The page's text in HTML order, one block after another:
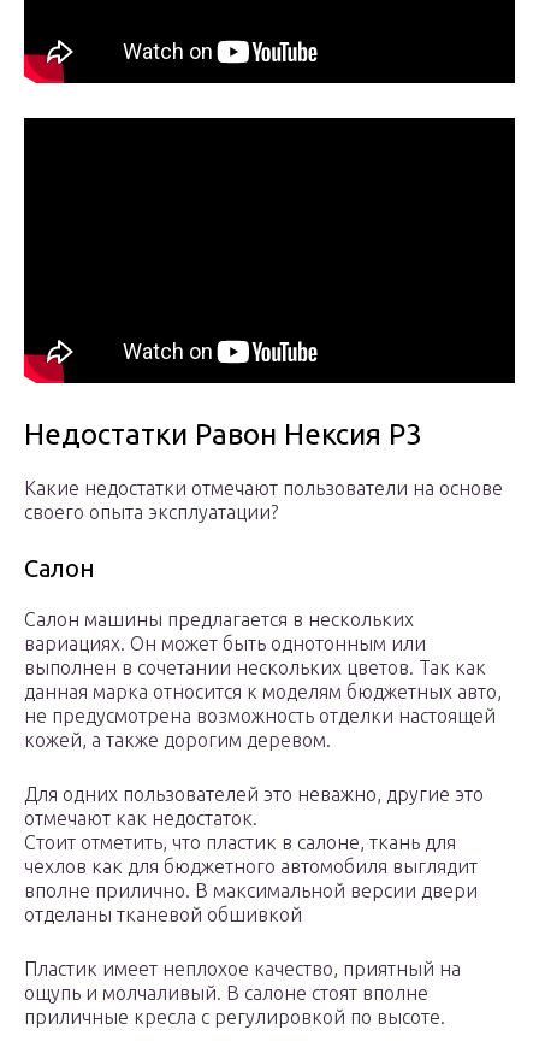
Недостатки Равон Нексия Р3
Какие недостатки отмечают пользователи на основе
своего опыта эксплуатации?
Салон
Салон машины предлагается в нескольких
вариациях. Он может быть однотонным или
выполнен в сочетании нескольких цветов. Так как
данная марка относится к моделям бюджетных авто,
не предусмотрена возможность отделки настоящей
кожей, а также дорогим деревом.
Для одних пользователей это неважно, другие это
отмечают как недостаток.
Стоит отметить, что пластик в салоне, ткань для
чехлов как для бюджетного автомобиля выглядит
вполне прилично. В максимальной версии двери
отделаны тканевой обшивкой
Пластик имеет неплохое качество, приятный на
ощупь и молчаливый. В салоне стоят вполне
приличные кресла с регулировкой по высоте.